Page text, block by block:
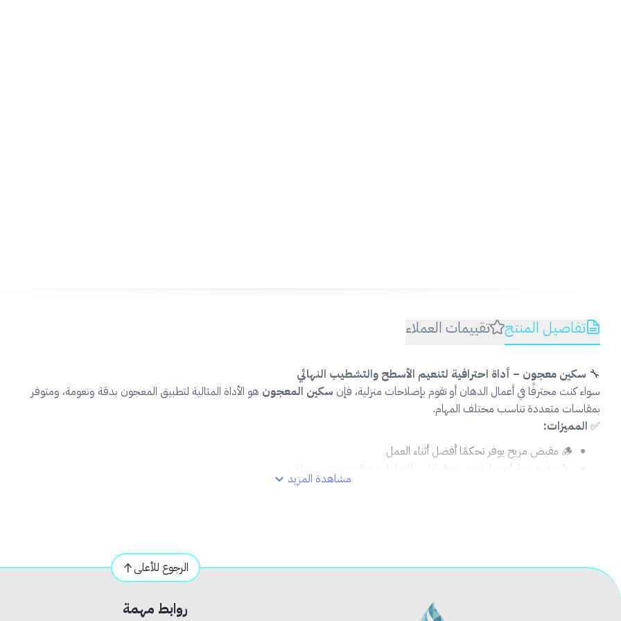
تفاصيل المنتج تقييمات العملاء
🔧 سكين معجون – أداة احترافية لتنعيم الأسطح والتشطيب النهائي
سواء كنت محترفًا في أعمال الدهان أو تقوم بإصلاحات منزلية، فإن سكين المعجون هو الأداة المثالية لتطبيق المعجون بدقة ونعومة، ومتوفر
بمقاسات متعددة تناسب مختلف المهام.
✅ المميزات:
🪵 مقبض مريح يوفر تحكمًا أفضل أثناء العمل
🔪 شفرة مرنة أو صلبة حسب المقاس للتعامل مع المعجون بسهولة
1 × سكين معجون (حسب المقاس المطلوب)
مشاهدة المزيد
الرجوع للأعلى
روابط مهمة